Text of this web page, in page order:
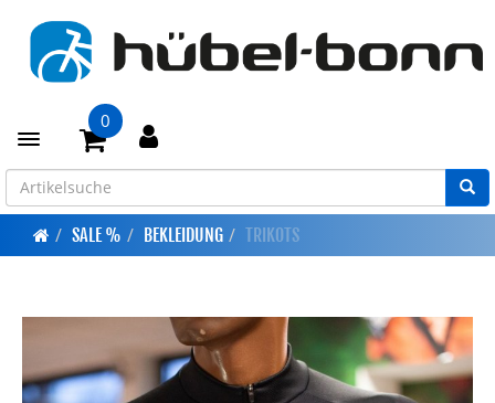
Toggle navigation
0
SALE % BEKLEIDUNG TRIKOTS